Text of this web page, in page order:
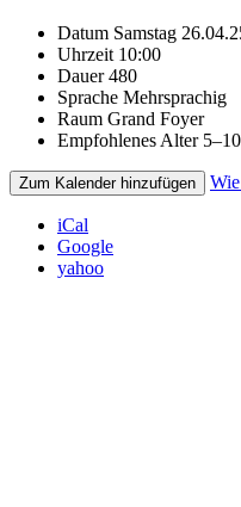
Datum Samstag
Uhrzeit 10:00
Dauer 480
Sprache Mehrsprachig
Raum Grand Foyer
Empfohlenes Alter
Zum Kalender hinzufügen
iCal
Google
yahoo